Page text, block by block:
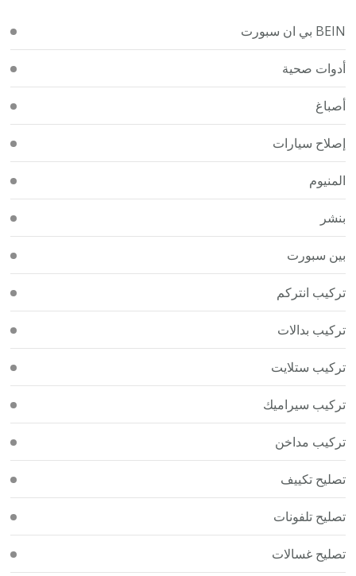
BEIN بي ان سبورت
أدوات صحية
أصباغ
إصلاح سيارات
المنيوم
بنشر
بين سبورت
تركيب انتركم
تركيب بدالات
تركيب ستلايت
تركيب سيراميك
تركيب مداخن
تصليح تكييف
تصليح تلفونات
تصليح غسالات